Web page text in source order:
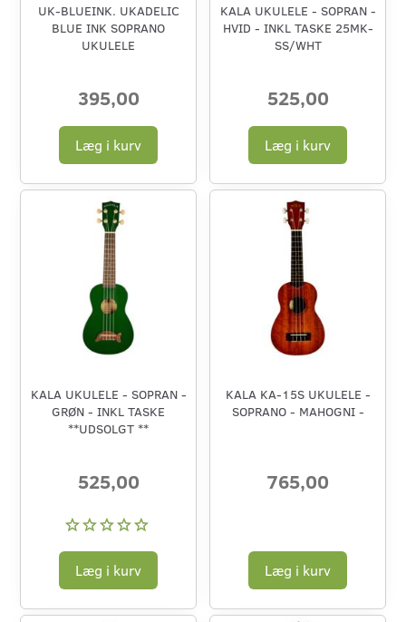
UK-BLUEINK. UKADELIC
BLUE INK SOPRANO
UKULELE
395,00
Læg i kurv
KALA UKULELE - SOPRAN -
HVID - INKL TASKE 25MK-
SS/WHT
525,00
Læg i kurv
KALA UKULELE - SOPRAN -
GRØN - INKL TASKE
**UDSOLGT **
525,00
Læg i kurv
KALA KA-15S UKULELE -
SOPRANO - MAHOGNI -
765,00
Læg i kurv